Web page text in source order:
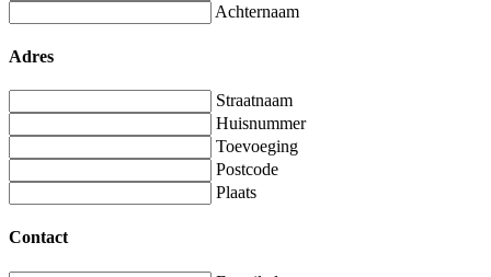
Achternaam
Adres
Straatnaam
Huisnummer
Toevoeging
Postcode
Plaats
Contact